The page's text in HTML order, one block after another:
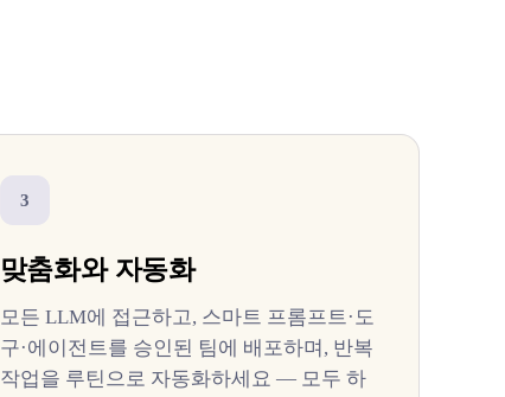
3
맞춤화와 자동화
모든 LLM에 접근하고, 스마트 프롬프트·도
구·에이전트를 승인된 팀에 배포하며, 반복
작업을 루틴으로 자동화하세요 — 모두 하